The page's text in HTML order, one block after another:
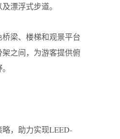
漂浮式步道。
梁、楼梯和观景平台
之间，为游客提供俯
，助力实现LEED-